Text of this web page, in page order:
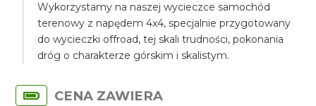
Wykorzystamy na naszej wycieczce samochód
terenowy z napędem 4x4, specjalnie przygotowany
do wycieczki offroad, tej skali trudności, pokonania
dróg o charakterze górskim i skalistym.
CENA ZAWIERA